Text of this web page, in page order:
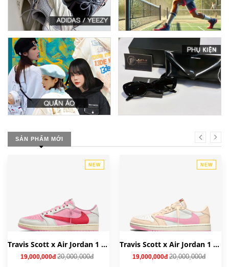
SẢN PHẨM MỚI
NEW
Travis Scott x Air Jordan 1 Low OG 'Tropical Pink' IQ7604-101
19,000,000đ 20,000,000đ
NEW
Travis Scott x Air Jordan 1 Low OG 'Shy Pink' IQ7604-100
19,000,000đ 20,000,000đ